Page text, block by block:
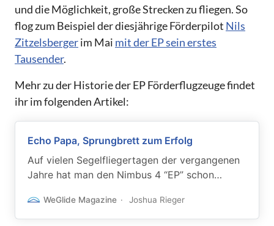
und die Möglichkeit, große Strecken zu fliegen. So
flog zum Beispiel der diesjährige Förderpilot Nils
Zitzelsbergerim Mai mit der EP sein erstes
Tausender.
Mehr zu der Historie der EP Förderflugzeuge findet
ihr im folgenden Artikel:
Echo Papa, Sprungbrett zum Erfolg
Auf vielen Segelfliegertagen der vergangenen
Jahre hat man den Nimbus 4 “EP” schon
Segelfliegertag in Freudenstadt die neuen
Förderpiloten ernannt. Doch was steckt
WeGlide Magazine Joshua Rieger